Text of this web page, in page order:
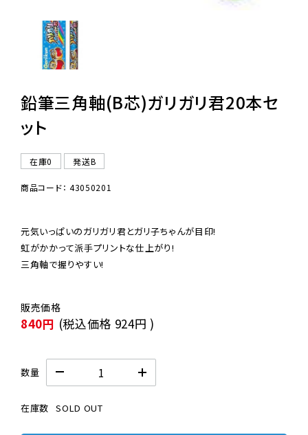
鉛筆三角軸(B芯)ガリガリ君20本セ
ット
在庫0 発送B
商品コード： 43050201
元気いっぱいのガリガリ君とガリ子ちゃんが目印!
虹がかかって派手プリントな仕上がり!
三角軸で握りやすい!
840円 (税込価格 924円 )
数量
在庫数 SOLD OUT